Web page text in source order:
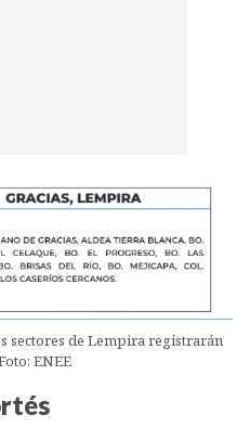
sectores de Lempira registrarán
ENEE